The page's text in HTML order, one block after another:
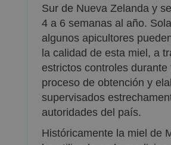
Sur de Nueva Zelanda y
4 a 6 semanas al año.
algunos apicultores
la calidad de esta miel, a
estrictos controles durante
proceso de obtención y
supervisados
autoridades del país.
Históricamente la miel de